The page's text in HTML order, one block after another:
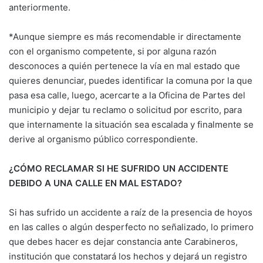
anteriormente.
*Aunque siempre es más recomendable ir directamente
con el organismo competente, si por alguna razón
desconoces a quién pertenece la vía en mal estado que
quieres denunciar, puedes identificar la comuna por la que
pasa esa calle, luego, acercarte a la Oficina de Partes del
municipio y dejar tu reclamo o solicitud por escrito, para
que internamente la situación sea escalada y finalmente se
derive al organismo público correspondiente.
¿CÓMO RECLAMAR SI HE SUFRIDO UN ACCIDENTE
DEBIDO A UNA CALLE EN MAL ESTADO?
Si has sufrido un accidente a raíz de la presencia de hoyos
en las calles o algún desperfecto no señalizado, lo primero
que debes hacer es dejar constancia ante Carabineros,
institución que constatará los hechos y dejará un registro